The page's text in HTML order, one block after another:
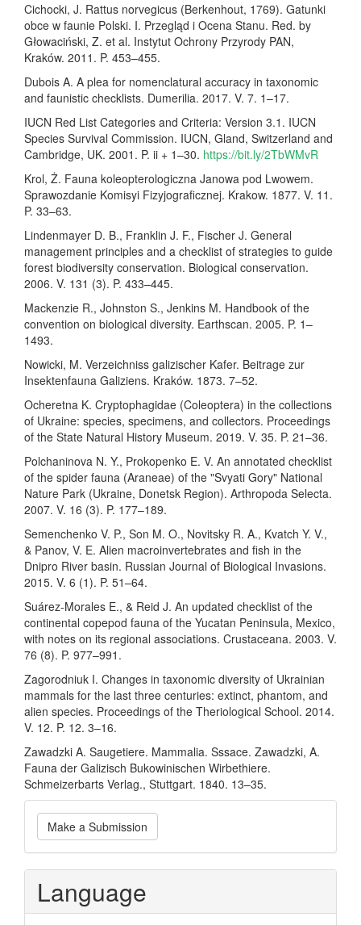
Cichocki, J. Rattus norvegicus (Berkenhout, 1769). Gatunki
obce w faunie Polski. I. Przegląd i Ocena Stanu. Red. by
Głowaciński, Z. et al. Instytut Ochrony Przyrody PAN,
Kraków. 2011. P. 453–455.
Dubois A. A plea for nomenclatural accuracy in taxonomic
and faunistic checklists. Dumerilia. 2017. V. 7. 1–17.
IUCN Red List Categories and Criteria: Version 3.1. IUCN
Species Survival Commission. IUCN, Gland, Switzerland and
Cambridge, UK. 2001. P. ii + 1–30. https://bit.ly/2TbWMvR
Krol, Ż. Fauna koleopterologiczna Janowa pod Lwowem.
Sprawozdanie Komisyi Fizyjograficznej. Krakow. 1877. V. 11.
P. 33–63.
Lindenmayer D. B., Franklin J. F., Fischer J. General
management principles and a checklist of strategies to guide
forest biodiversity conservation. Biological conservation.
2006. V. 131 (3). P. 433–445.
Mackenzie R., Johnston S., Jenkins M. Handbook of the
convention on biological diversity. Earthscan. 2005. P. 1–
1493.
Nowicki, M. Verzeichniss galizischer Kafer. Beitrage zur
Insektenfauna Galiziens. Kraków. 1873. 7–52.
Ocheretna K. Cryptophagidae (Coleoptera) in the collections
of Ukraine: species, specimens, and collectors. Proceedings
of the State Natural History Museum. 2019. V. 35. P. 21–36.
Polchaninova N. Y., Prokopenko E. V. An annotated checklist
of the spider fauna (Araneae) of the "Svyati Gory" National
Nature Park (Ukraine, Donetsk Region). Arthropoda Selecta.
2007. V. 16 (3). P. 177–189.
Semenchenko V. P., Son M. O., Novitsky R. A., Kvatch Y. V.,
& Panov, V. E. Alien macroinvertebrates and fish in the
Dnipro River basin. Russian Journal of Biological Invasions.
2015. V. 6 (1). P. 51–64.
Suárez-Morales E., & Reid J. An updated checklist of the
continental copepod fauna of the Yucatan Peninsula, Mexico,
with notes on its regional associations. Crustaceana. 2003. V.
76 (8). P. 977–991.
Zagorodniuk I. Changes in taxonomic diversity of Ukrainian
mammals for the last three centuries: extinct, phantom, and
alien species. Proceedings of the Theriological School. 2014.
V. 12. P. 12. 3–16.
Zawadzki A. Saugetiere. Mammalia. Sssace. Zawadzki, A.
Fauna der Galizisch Bukowinischen Wirbethiere.
Schmeizerbarts Verlag., Stuttgart. 1840. 13–35.
Make
a
Submission
Make a Submission
Language